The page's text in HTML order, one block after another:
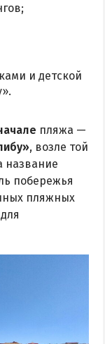
и детской
пляжа —
, возле той
название
побережья
пляжных